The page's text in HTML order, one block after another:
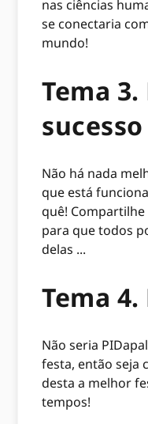
nas ciências
se conectaria
mundo!
Tema
Não há nada
que está
quê!
para que todos
delas ...
Tema
Não seria
festa, então seja
desta a melhor
tempos!